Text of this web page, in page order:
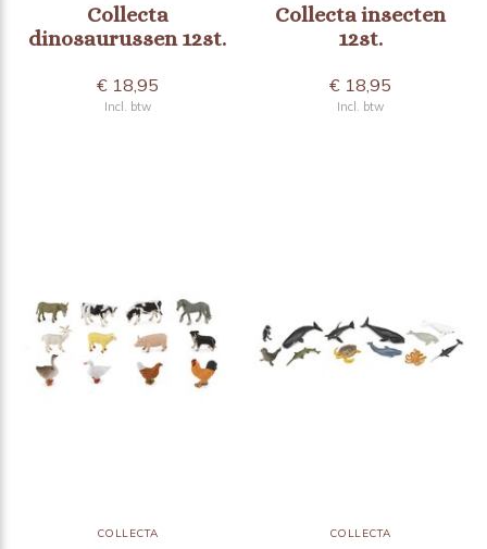
Collecta
dinosaurussen 12st.
€ 18,95
Incl. btw
Collecta insecten
12st.
€ 18,95
Incl. btw
COLLECTA COLLECTA